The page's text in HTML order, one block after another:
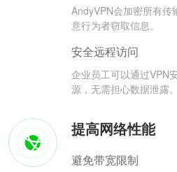
AndyVPN会加密所有传
意行为者窃取信息。
安全远程访问
企业员工可以通过VPN
源，无需担心数据泄露。
提高网络性能
避免带宽限制